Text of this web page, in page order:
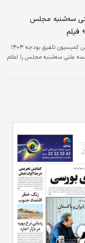
سه‌شنبه مجلس
فیلم
رئیس کمیسیون تلفیق بودجه ۱۴۰۴
علنی سه‌شنبه مجلس را اعلام